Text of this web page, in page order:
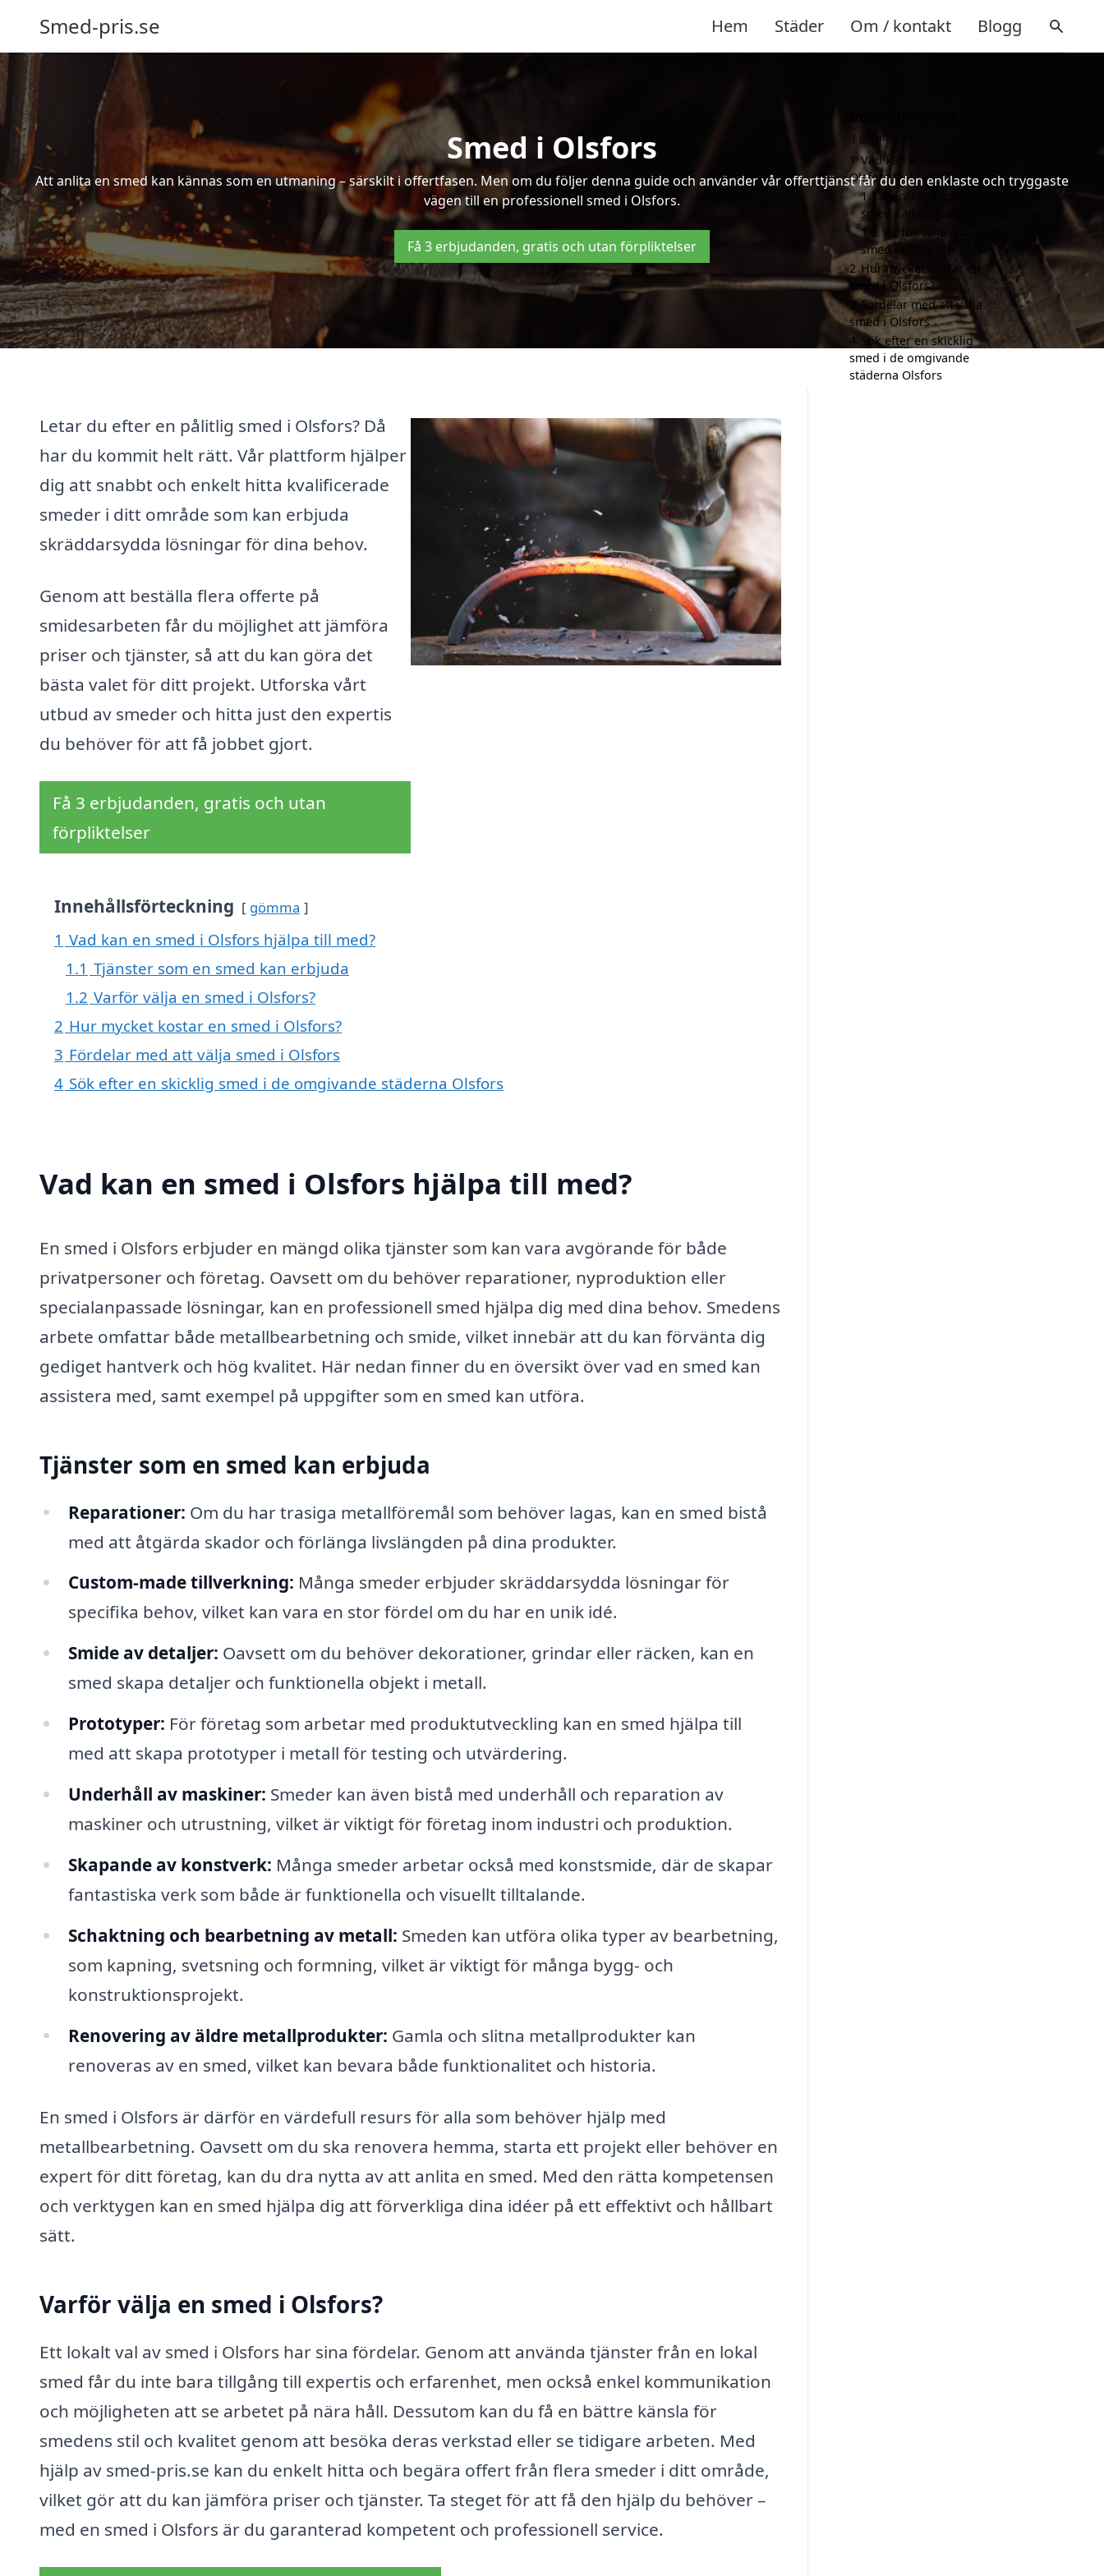
Smed-pris.se Hem Städer Om / kontakt Blogg
Smed i Olsfors
Att anlita en smed kan kännas som en utmaning – särskilt i offertfasen. Men om du följer denna guide och använder vår offerttjänst får du den enklaste och tryggaste
vägen till en professionell smed i Olsfors.
Få 3 erbjudanden, gratis och utan förpliktelser
Letar du efter en pålitlig smed i Olsfors? Då
har du kommit helt rätt. Vår plattform hjälper
dig att snabbt och enkelt hitta kvalificerade
smeder i ditt område som kan erbjuda
skräddarsydda lösningar för dina behov.
Genom att beställa flera offerte på
smidesarbeten får du möjlighet att jämföra
priser och tjänster, så att du kan göra det
bästa valet för ditt projekt. Utforska vårt
utbud av smeder och hitta just den expertis
du behöver för att få jobbet gjort.
Få 3 erbjudanden, gratis och utan
förpliktelser
Innehållsförteckning gömma
1 Vad kan en smed i Olsfors hjälpa till med?
1.1 Tjänster som en smed kan erbjuda
1.2 Varför välja en smed i Olsfors?
2 Hur mycket kostar en smed i Olsfors?
3 Fördelar med att välja smed i Olsfors
4 Sök efter en skicklig smed i de omgivande städerna Olsfors
Vad kan en smed i Olsfors hjälpa till med?
En smed i Olsfors erbjuder en mängd olika tjänster som kan vara avgörande för både
privatpersoner och företag. Oavsett om du behöver reparationer, nyproduktion eller
specialanpassade lösningar, kan en professionell smed hjälpa dig med dina behov. Smedens
arbete omfattar både metallbearbetning och smide, vilket innebär att du kan förvänta dig
gediget hantverk och hög kvalitet. Här nedan finner du en översikt över vad en smed kan
assistera med, samt exempel på uppgifter som en smed kan utföra.
Tjänster som en smed kan erbjuda
Reparationer: Om du har trasiga metallföremål som behöver lagas, kan en smed bistå
med att åtgärda skador och förlänga livslängden på dina produkter.
Custom-made tillverkning: Många smeder erbjuder skräddarsydda lösningar för
specifika behov, vilket kan vara en stor fördel om du har en unik idé.
Smide av detaljer: Oavsett om du behöver dekorationer, grindar eller räcken, kan en
smed skapa detaljer och funktionella objekt i metall.
Prototyper: För företag som arbetar med produktutveckling kan en smed hjälpa till
med att skapa prototyper i metall för testing och utvärdering.
Underhåll av maskiner: Smeder kan även bistå med underhåll och reparation av
maskiner och utrustning, vilket är viktigt för företag inom industri och produktion.
Skapande av konstverk: Många smeder arbetar också med konstsmide, där de skapar
fantastiska verk som både är funktionella och visuellt tilltalande.
Schaktning och bearbetning av metall: Smeden kan utföra olika typer av bearbetning,
som kapning, svetsning och formning, vilket är viktigt för många bygg- och
konstruktionsprojekt.
Renovering av äldre metallprodukter: Gamla och slitna metallprodukter kan
renoveras av en smed, vilket kan bevara både funktionalitet och historia.
En smed i Olsfors är därför en värdefull resurs för alla som behöver hjälp med
metallbearbetning. Oavsett om du ska renovera hemma, starta ett projekt eller behöver en
expert för ditt företag, kan du dra nytta av att anlita en smed. Med den rätta kompetensen
och verktygen kan en smed hjälpa dig att förverkliga dina idéer på ett effektivt och hållbart
sätt.
Varför välja en smed i Olsfors?
Ett lokalt val av smed i Olsfors har sina fördelar. Genom att använda tjänster från en lokal
smed får du inte bara tillgång till expertis och erfarenhet, men också enkel kommunikation
och möjligheten att se arbetet på nära håll. Dessutom kan du få en bättre känsla för
smedens stil och kvalitet genom att besöka deras verkstad eller se tidigare arbeten. Med
hjälp av smed-pris.se kan du enkelt hitta och begära offert från flera smeder i ditt område,
vilket gör att du kan jämföra priser och tjänster. Ta steget för att få den hjälp du behöver –
med en smed i Olsfors är du garanterad kompetent och professionell service.
gömma
1 Vad kan en smed i
Olsfors hjälpa till med?
1.1
Tjänster som en
smed kan erbjuda
1.2
Varför välja en
smed i Olsfors?
2 Hur mycket kostar en
smed i Olsfors?
3 Fördelar med att välja
smed i Olsfors
4 Sök efter en skicklig
smed i de omgivande
städerna Olsfors